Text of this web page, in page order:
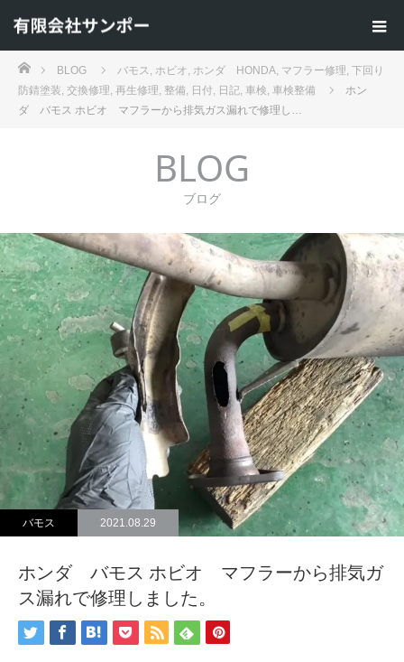
ホームBLOG バモス , ホビオ, ホンダ HONDA, マフラー修理, 下回り
防錆塗装, 交換修理, 再生修理, 整備, 日付, 日記, 車検, 車検整備
ホン
ダ バモス ホビオ マフラーから排気ガス漏れで修理し…
BLOG
ブログ
バモス 2021.08.29
ホンダ バモス ホビオ マフラーから排気ガ
ス漏れで修理しました。